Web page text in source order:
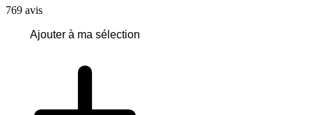
769 avis
Ajouter à ma sélection